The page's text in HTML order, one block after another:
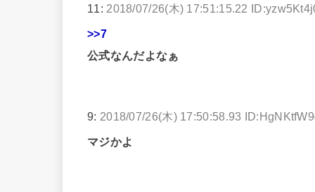
11: 2018/07/26(木) 17:51:15.22
>>7
公式なんだよなぁ
9: 2018/07/26(木) 17:50:58.93
マジかよ